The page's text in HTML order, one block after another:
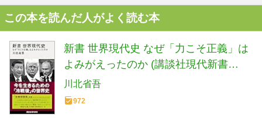
この本を読んだ人がよく読む本
新書 世界現代史 なぜ「力こそ正義」は
よみがえったのか (講談社現代新書
2798)
川北省吾
972